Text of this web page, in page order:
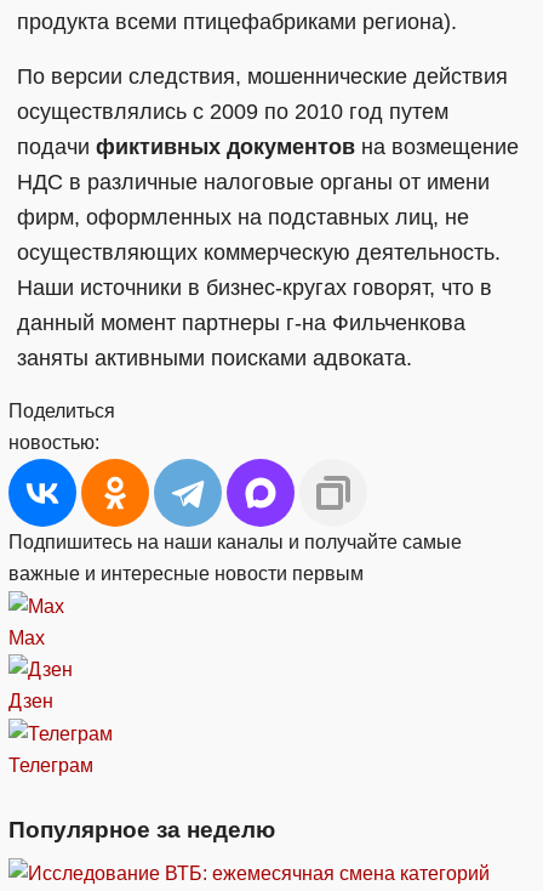
продукта всеми птицефабриками региона).
По версии следствия, мошеннические действия
осуществлялись c 2009 по 2010 год путем
подачи фиктивных документов на возмещение
НДС в различные налоговые органы от имени
фирм, оформленных на подставных лиц, не
осуществляющих коммерческую деятельность.
Наши источники в бизнес-кругах говорят, что в
данный момент партнеры г-на Фильченкова
заняты активными поисками адвоката.
Поделиться
новостью:
Подпишитесь на наши каналы и получайте самые
важные и интересные новости первым
Max
Дзен
Телеграм
Популярное за неделю